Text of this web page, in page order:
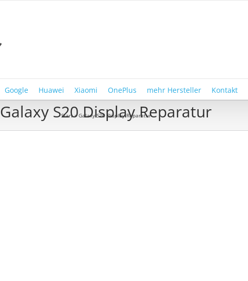
Google Huawei Xiaomi OnePlus mehr Hersteller Kontakt
Galaxy S20 Display Reparatur
Start»Galaxy S20 Display Reparatur